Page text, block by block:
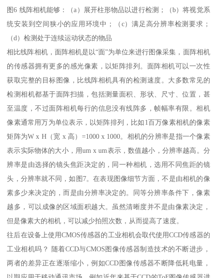
图6 线阵相机能够：（a）展开柱形物品以进行检测；（b）将视觉系
统安装到空间狭小的应用环境中；（c）满足高分辨率检测要求；
（d）检测处于连续运动状态的物品
相比线阵相机，面阵相机是以“面”为单位来进行图像采集，面阵相机
的传感器拥有更多的感光像素，以矩阵排列。面阵相机可以一次性
获取完整的目标图像，比线阵相机具有的检测速度。大多数常见的
检测相机都基于面阵扫描，包括测量面积、形状、尺寸、位置，甚
至温度，不过面阵相机每行的信息没有线阵多，帧幅率有限。相机
像素通常用万为单位表示，以矩阵排列，比如1百万像素相机的像素
矩阵为W x H（宽 x 高）=1000 x 1000。相机的分辨率是指一个像素
表示实际物体的大小，用um x um表示，数值越小，分辨率越高。分
辨率是由选择的镜头焦距决定的，同一种相机，选用不同焦距的镜
头，分辨率就不同，如图7。在表现图像细节方面，不是由相机的像
素多少来决定的，而是由分辨率决定的。同等分辨率条件下，像素
越多，可以成像的区域面积越大。虽然清晰度并不是由像素决定，
但是像素大的相机，可以减少拍照次数，从而提高了速度。
往后在设备上使用CMOS传感器的工业相机会取代使用CCD传感器的
工业相机吗？ 随着CCD与CMOS图像传感器制造技术的不断进步，
两者的差异正在逐渐缩小，例如CCD图像传感器不断降低耗电量，